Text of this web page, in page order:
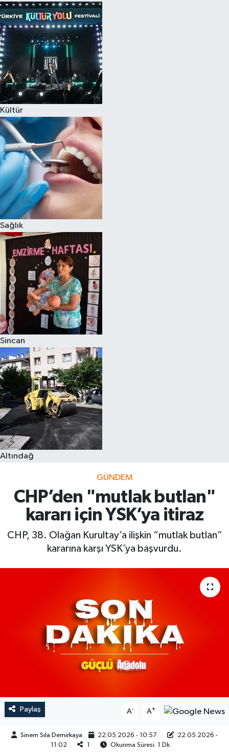
Kültür
Sağlık
Sincan
Altındağ
GÜNDEM
CHP’den "mutlak butlan"
kararı için YSK’ya itiraz
CHP, 38. Olağan Kurultay’a ilişkin “mutlak butlan”
kararına karşı YSK’ya başvurdu.
Paylaş A- A+
Sinem Sıla Demirkaya 22.05.2026 - 10:57
22.05.2026 -
11:02
1 Okunma Süresi: 1 Dk